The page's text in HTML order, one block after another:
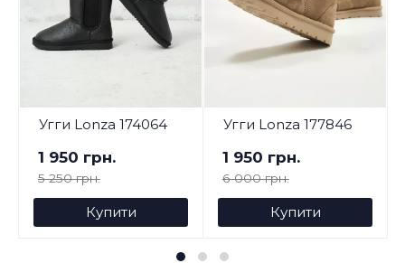
Угги Lonza 174064
1 950 грн.
5 250 грн.
Купити
Угги Lonza 177846
1 950 грн.
6 000 грн.
Купити